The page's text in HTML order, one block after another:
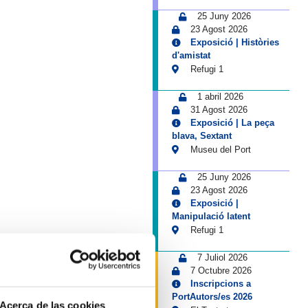
Acerca de las cookies
25 Juny 2026
23 Agost 2026
Exposició | Històries
d'amistat
Refugi 1
1 abril 2026
31 Agost 2026
Exposició | La peça
blava, Sextant
Museu del Port
25 Juny 2026
23 Agost 2026
Exposició |
Manipulació latent
Refugi 1
7 Juliol 2026
7 Octubre 2026
Inscripcions a
PortAutors/es 2026